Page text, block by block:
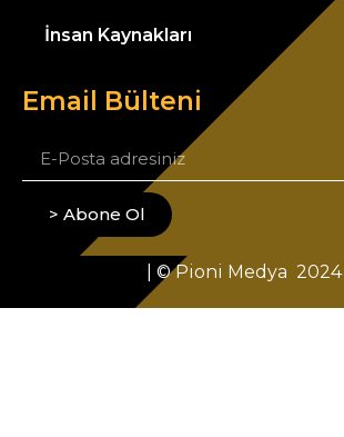
İnsan Kaynakları
Email Bülteni
> Abone Ol
| © Pioni Medya 2024 |